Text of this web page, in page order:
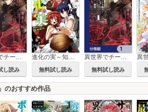
異世界でチート能力を手にした俺は、現実世界をも無双する
し読み
進化の実～知らないうちに勝ち組人生～
無料試し読み
異世界でチート能力を手にした俺は、現実世界をも無双する【分冊版】
無料試し読み
」のおすすめ作品